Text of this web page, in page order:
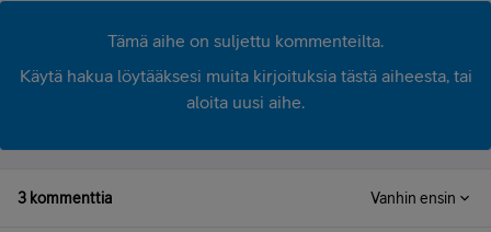
Tämä aihe on suljettu kommenteilta.
Käytä hakua löytääksesi muita kirjoituksia tästä aiheesta, tai
aloita uusi aihe.
3 kommenttia Vanhin ensin